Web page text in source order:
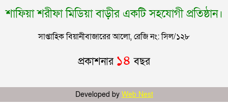
দুই তরুণীকে তুলে নিয়ে ধর্ষণ, ৬ যুবককে যে শাস্তি দিলে
আদালত
যুক্তরাজ্যে বাংলাদেশিদের মধ্যে ৯৫ শতাংশই সিলেটি
সিলেটে বিচার নিয়ে হতাশ ৬ শহীদ পরিবার
শাফিয়া শরীফা মিডিয়া বাড়ীর একটি সহযোগী প্রতিষ্ঠান।
সাপ্তাহিক বিয়ানীবাজারের আলো, রেজি নং: সিল/১২৮
প্রকাশনার ১৪ বছর
Developed by Web Nest